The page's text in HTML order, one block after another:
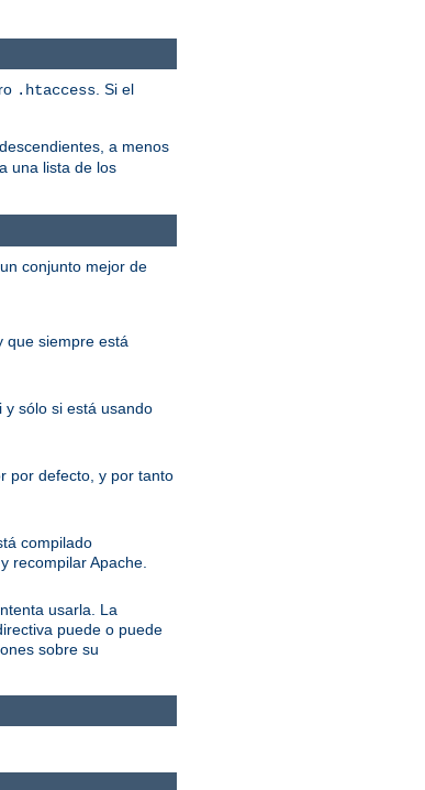
.htaccess. Si el
a menos
una lista de los
conjunto mejor de
que siempre está
y sólo si está usando
por defecto, y por tanto
compilado
recompilar Apache.
usarla. La
puede o puede
sobre su